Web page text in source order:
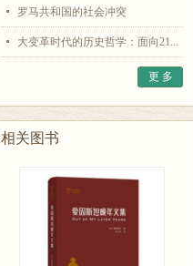
罗马共和国的社会冲突
大变革时代的历史哲学：面向21...
更 多
相关图书